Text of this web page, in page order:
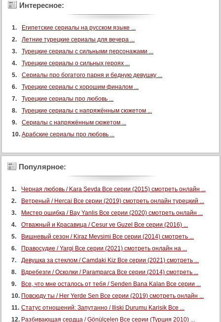
Интересное:
Египетские сериалы на русском языке ...
Летние турецкие сериалы для вечера ...
Турецкие сериалы с сильными персонажами ...
Турецкие сериалы о сильных героях ...
Сериалы про богатого парня и бедную девушку ...
Турецкие сериалы с хорошим финалом ...
Турецкие сериалы про любовь ...
Турецкие сериалы с напряжённым сюжетом ...
Сериалы с напряжённым сюжетом ...
Арабские сериалы про любовь ...
Популярное:
Черная любовь / Kara Sevda Все серии (2015) смотреть онлайн ...
Ветреный / Hercai Все серии (2019) смотреть онлайн турецкий ...
Мистер ошибка / Bay Yanlis Все серии (2020) смотреть онлайн ...
Отважный и Красавица / Cesur ve Guzel Все серии (2016) ...
Вишневый сезон / Kiraz Mevsimi Все серии (2014) смотреть ...
Правосудие / Yargi Все серии (2021) смотреть онлайн на ...
Девушка за стеклом / Camdaki Kiz Все серии (2021) смотреть ...
Вдребезги / Осколки / Paramparca Все серии (2014) смотреть ...
Все, что мне осталось от тебя / Senden Bana Kalan Все серии ...
Повсюду ты / Her Yerde Sen Все серии (2019) смотреть онлайн ...
Статус отношений: Запутанно / Iliski Durumu Karisik Все ...
Разбивающая сердца / Gönülçelen Все серии (Турция 2010) ...